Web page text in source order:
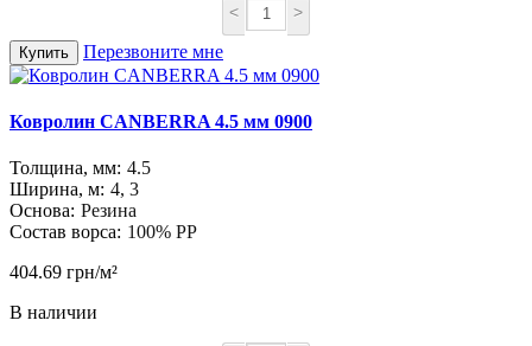
< >
Купить Перезвоните мне
Ковролин CANBERRA 4.5 мм 0900
Толщина, мм: 4.5
Ширина, м: 4, 3
Основа: Резина
Состав ворса: 100% PP
404.69 грн/м²
В наличии